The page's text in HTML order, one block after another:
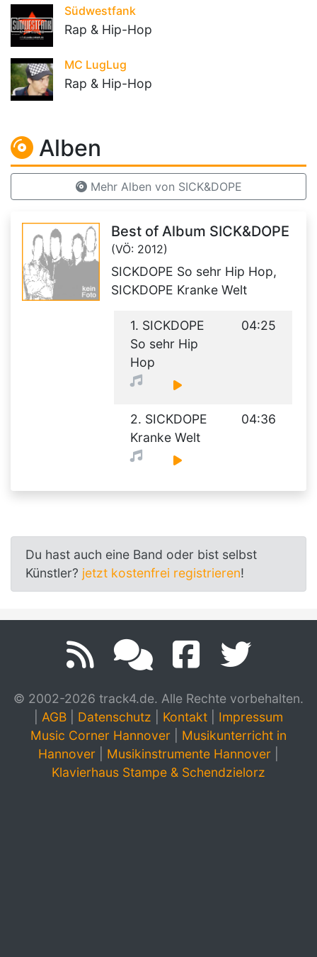
Südwestfank
Rap & Hip-Hop
MC LugLug
Rap & Hip-Hop
Alben
Mehr Alben von SICK&DOPE
Best of Album SICK&DOPE
(VÖ: 2012)
SICKDOPE So sehr Hip Hop,
SICKDOPE Kranke Welt
1. SICKDOPE
So sehr Hip
Hop
04:25
2. SICKDOPE
Kranke Welt
04:36
Du hast auch eine Band oder bist selbst
Künstler? jetzt kostenfrei registrieren!
© 2002-2026 track4.de. Alle Rechte vorbehalten.
AGB Datenschutz Kontakt
Impressum
Music Corner Hannover
Musikunterricht in
Hannover
Musikinstrumente Hannover
Klavierhaus Stampe & Schendzielorz